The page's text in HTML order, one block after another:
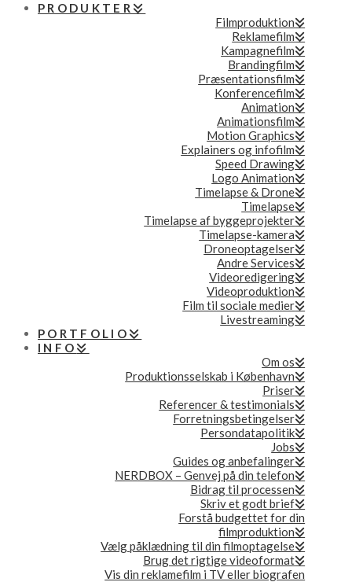
PRODUKTER
Filmproduktion
Reklamefilm
Kampagnefilm
Brandingfilm
Præsentationsfilm
Konferencefilm
Animation
Animationsfilm
Motion Graphics
Explainers og infofilm
Speed Drawing
Logo Animation
Timelapse & Drone
Timelapse
Timelapse af byggeprojekter
Timelapse-kamera
Droneoptagelser
Andre Services
Videoredigering
Videoproduktion
Film til sociale medier
Livestreaming
PORTFOLIO
INFO
Om os
Produktionsselskab i København
Priser
Referencer & testimonials
Forretningsbetingelser
Persondatapolitik
Jobs
Guides og anbefalinger
NERDBOX – Genvej på din telefon
Bidrag til processen
Skriv et godt brief
Forstå budgettet for din
filmproduktion
Vælg påklædning til din filmoptagelse
Brug det rigtige videoformat
Vis din reklamefilm i TV eller biografen